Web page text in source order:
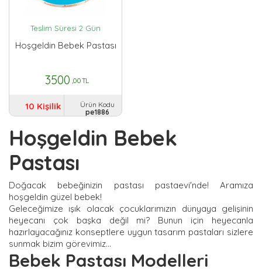
Teslim Süresi 2 Gün
Hoşgeldin Bebek Pastası
3500 ,00 TL
10 Kişilik
Ürün Kodu
pe1886
Hoşgeldin Bebek
Pastası
Doğacak bebeğinizin pastası pastaevi'nde! Aramıza
hoşgeldin güzel bebek!
Geleceğimize ışık olacak çocuklarımızın dünyaya gelişinin
heyecanı çok başka değil mi? Bunun için heyecanla
hazırlayacağınız konseptlere uygun tasarım pastaları sizlere
sunmak bizim görevimiz...
Bebek Pastası Modelleri